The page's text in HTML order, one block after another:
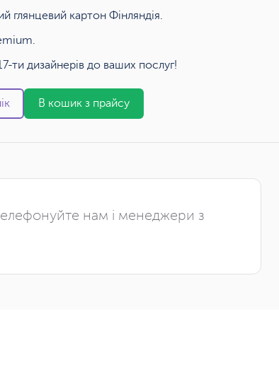
глянцевий картон Фінляндія.
ти дизайнерів до ваших послуг!
В кошик з прайсу
нам і менеджери з